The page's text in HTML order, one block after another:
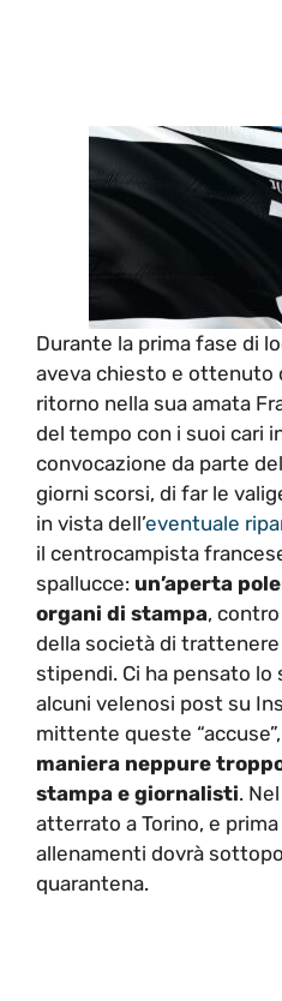
Durante la prima fase di
aveva chiesto e ottenuto
ritorno nella sua amata
del tempo con i suoi cari
convocazione da parte
giorni scorsi, di far le
in vista dell’eventuale
il centrocampista
spallucce: un’aperta
organi di stampa,
della società di
stipendi. Ci ha pensato lo
alcuni velenosi post su
mittente queste “accuse”,
maniera neppure
stampa e giornalisti.
atterrato a Torino, e
allenamenti dovrà
quarantena.